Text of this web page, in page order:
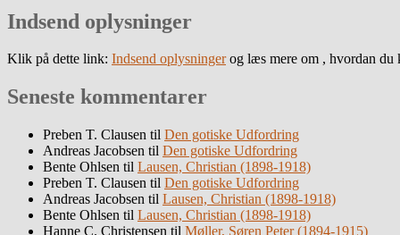
Indsend oplysninger
Klik på dette link: Indsend oplysningerog læs mere om , hvordan du
Seneste kommentarer
Preben T. Clausen til Den gotiske Udfordring
Andreas Jacobsen til Den gotiske Udfordring
Bente Ohlsen til Lausen, Christian (1898-1918)
Preben T. Clausen til Den gotiske Udfordring
Andreas Jacobsen til Lausen, Christian (1898-1918)
Bente Ohlsen til Lausen, Christian (1898-1918)
Hanne C. Christensen til Møller, Søren Peter (1894-1915)